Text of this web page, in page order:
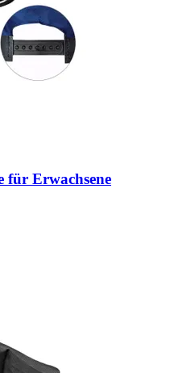
für Erwachsene